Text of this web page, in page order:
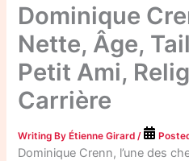
Dominique
Nette, Âge,
Petit Ami,
Carrière
Writing ByÉtienne Girard /
Dominique Crenn, l’une des